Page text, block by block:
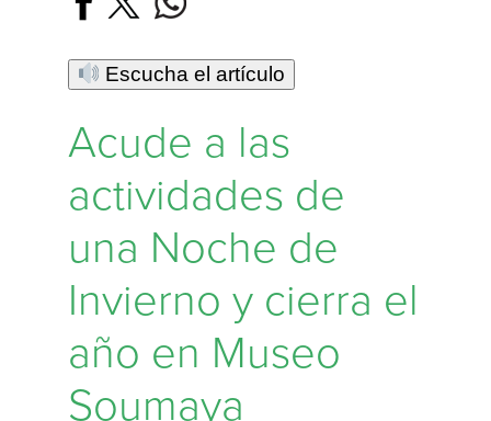
Escucha el artículo
Acude a las
actividades de
una Noche de
Invierno y cierra el
año en Museo
Soumaya